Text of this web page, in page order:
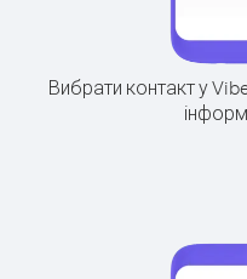
Вибрати контакт у